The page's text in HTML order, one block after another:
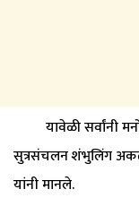
यावेळी सर्वांनी
सुत्रसंचलन शंभुलिंग
यांनी मानले.